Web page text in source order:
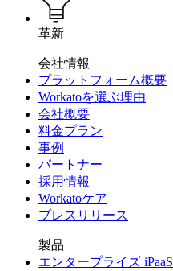
革新
会社情報
プラットフォーム概要
Workatoを選ぶ理由
会社概要
料金プラン
事例
パートナー
採用情報
Workatoケア
プレスリリース
製品
エンタープライズ iPaaS